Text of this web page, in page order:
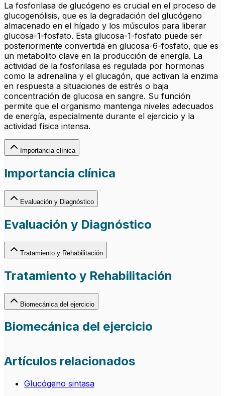
La fosforilasa de glucógeno es crucial en el proceso de
glucogenólisis, que es la degradación del glucógeno
almacenado en el hígado y los músculos para liberar
glucosa-1-fosfato. Esta glucosa-1-fosfato puede ser
posteriormente convertida en glucosa-6-fosfato, que es
un metabolito clave en la producción de energía. La
actividad de la fosforilasa es regulada por hormonas
como la adrenalina y el glucagón, que activan la enzima
en respuesta a situaciones de estrés o baja
concentración de glucosa en sangre. Su función
permite que el organismo mantenga niveles adecuados
de energía, especialmente durante el ejercicio y la
actividad física intensa.
Importancia clínica
Importancia clínica
Evaluación y Diagnóstico
Evaluación y Diagnóstico
Tratamiento y Rehabilitación
Tratamiento y Rehabilitación
Biomecánica del ejercicio
Biomecánica del ejercicio
Artículos relacionados
Glucógeno sintasa